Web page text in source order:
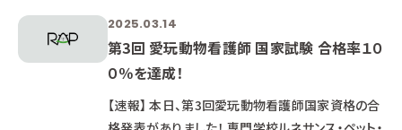
受けられました🌷 新入生代表による「誓いの言
葉」では、入学を決めた強い想いと、今後の決意に
胸をうたれました。 在校生代表による「歓迎の言
葉」では、ルネサンスの
2025.03.14
第3回 愛玩動物看護師 国家試験 合格率１０
０％を達成！
【速報】 本日、第3回愛玩動物看護師国家資格の合